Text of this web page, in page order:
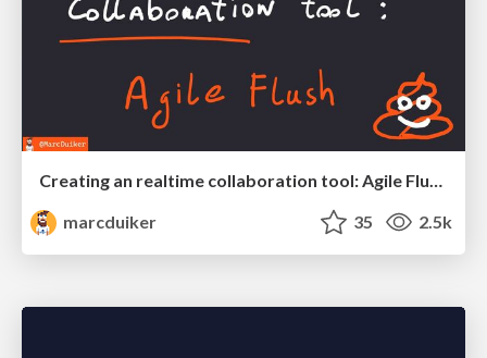
Creating an realtime collaboration tool: Agile Flush - .NET Oxford
marcduiker
35 2.5k